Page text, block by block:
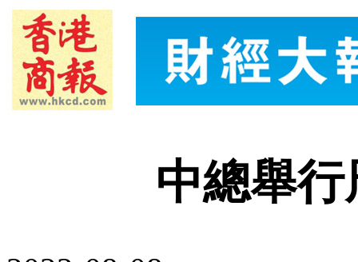
中總舉